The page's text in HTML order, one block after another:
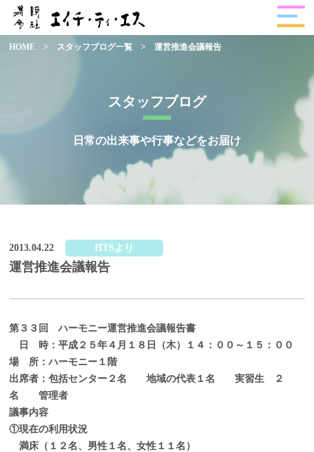
スタッフブログ
日常の出来事や行事などをお届け
HOME > スタッフブログ一覧 > 運営推進会議報告
2013.04.22 HTSより
運営推進会議報告
第３３回 ハーモニー運営推進会議報告書
日 時：平成２５年４月１８日（木）１４：００～１５：００
場 所：ハーモニー１階
出席者：包括センター２名 地域の代表１名 実習生 ２
名 管理者
議事内容
①現在の利用状況
満床（１２名、男性１名、女性１１名）